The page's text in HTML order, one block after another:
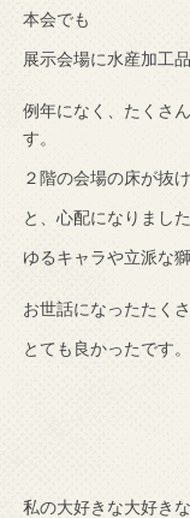
本会でも
展示会場に水産加工
例年になく、たくさ
す。
２階の会場の床が抜
と、心配になりました
ゆるキャラや立派な獅
お世話になったたく
とても良かったです。
私の大好きな大好き